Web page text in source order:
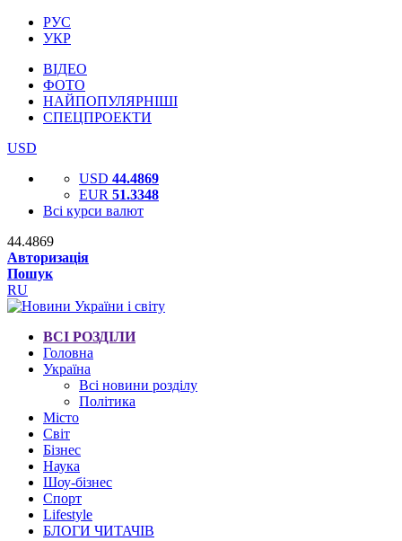
РУС
УКР
ВІДЕО
ФОТО
НАЙПОПУЛЯРНІШІ
СПЕЦПРОЕКТИ
USD
USD 44.4869
EUR 51.3348
Всі курси валют
44.4869
Авторизація
Пошук
RU
ВСІ РОЗДІЛИ
Головна
Україна
Всі новини розділу
Політика
Місто
Світ
Бізнес
Наука
Шоу-бізнес
Спорт
Lifestyle
БЛОГИ ЧИТАЧІВ